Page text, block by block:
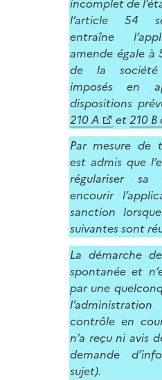
incomplet de
l’article 54
entraîne
amende égale à
de la société
imposés en
dispositions
210 A
et210 B
Par mesure de
est admis que
régulariser sa
encourir
sanction
suivantes sont
La démarche
spontanée et
par une
contrôle en
n’a reçu ni avis
demande
sujet).